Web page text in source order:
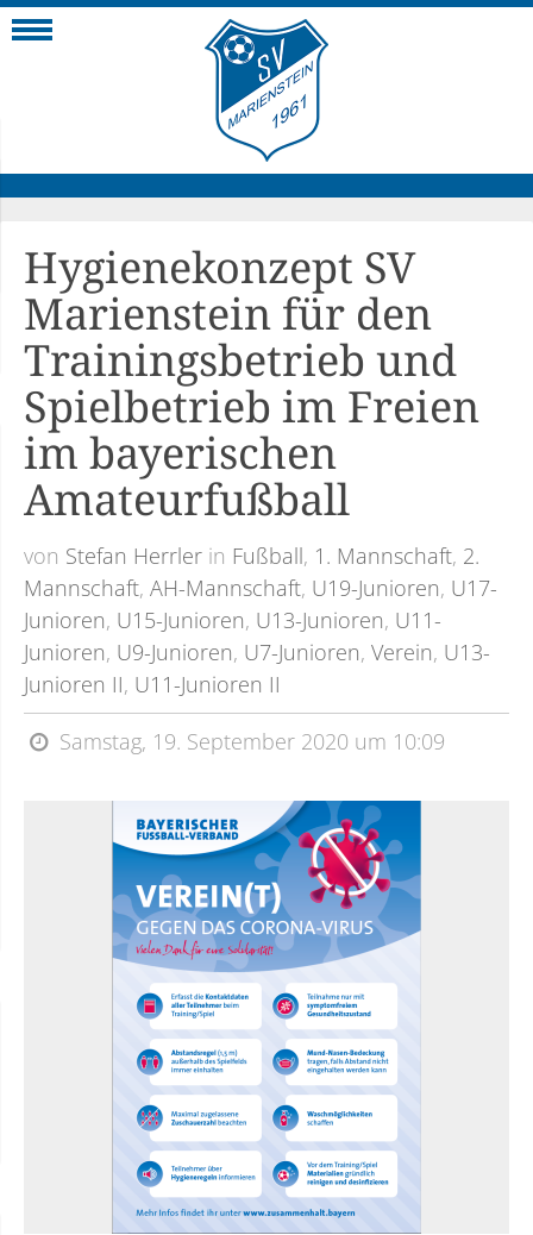
Hygienekonzept SV
Marienstein für den
Trainingsbetrieb und
Spielbetrieb im Freien
im bayerischen
Amateurfußball
von Stefan Herrler in Fußball, 1. Mannschaft, 2.
Mannschaft, AH-Mannschaft, U19-Junioren, U17-
Junioren, U15-Junioren, U13-Junioren, U11-
Junioren, U9-Junioren, U7-Junioren, Verein, U13-
Junioren II, U11-Junioren II
Samstag, 19. September 2020 um 10:09